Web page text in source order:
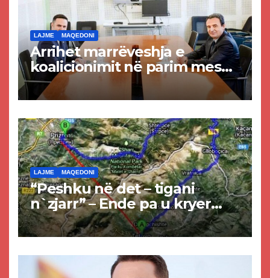
LAJME MAQEDONI
Arrihet marrëveshja e
koalicionimit në parim mes
Kurtit dhe Abdixhikut
LAJME MAQEDONI
“Peshku në det – tigani
n`zjarr” – Ende pa u kryer
projekti i tunelit, komuna e
Tetovës nis punimet për